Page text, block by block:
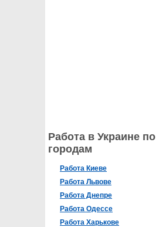
Работа в Украине по
городам
Работа Киеве
Работа Львове
Работа Днепре
Работа Одессе
Работа Харькове